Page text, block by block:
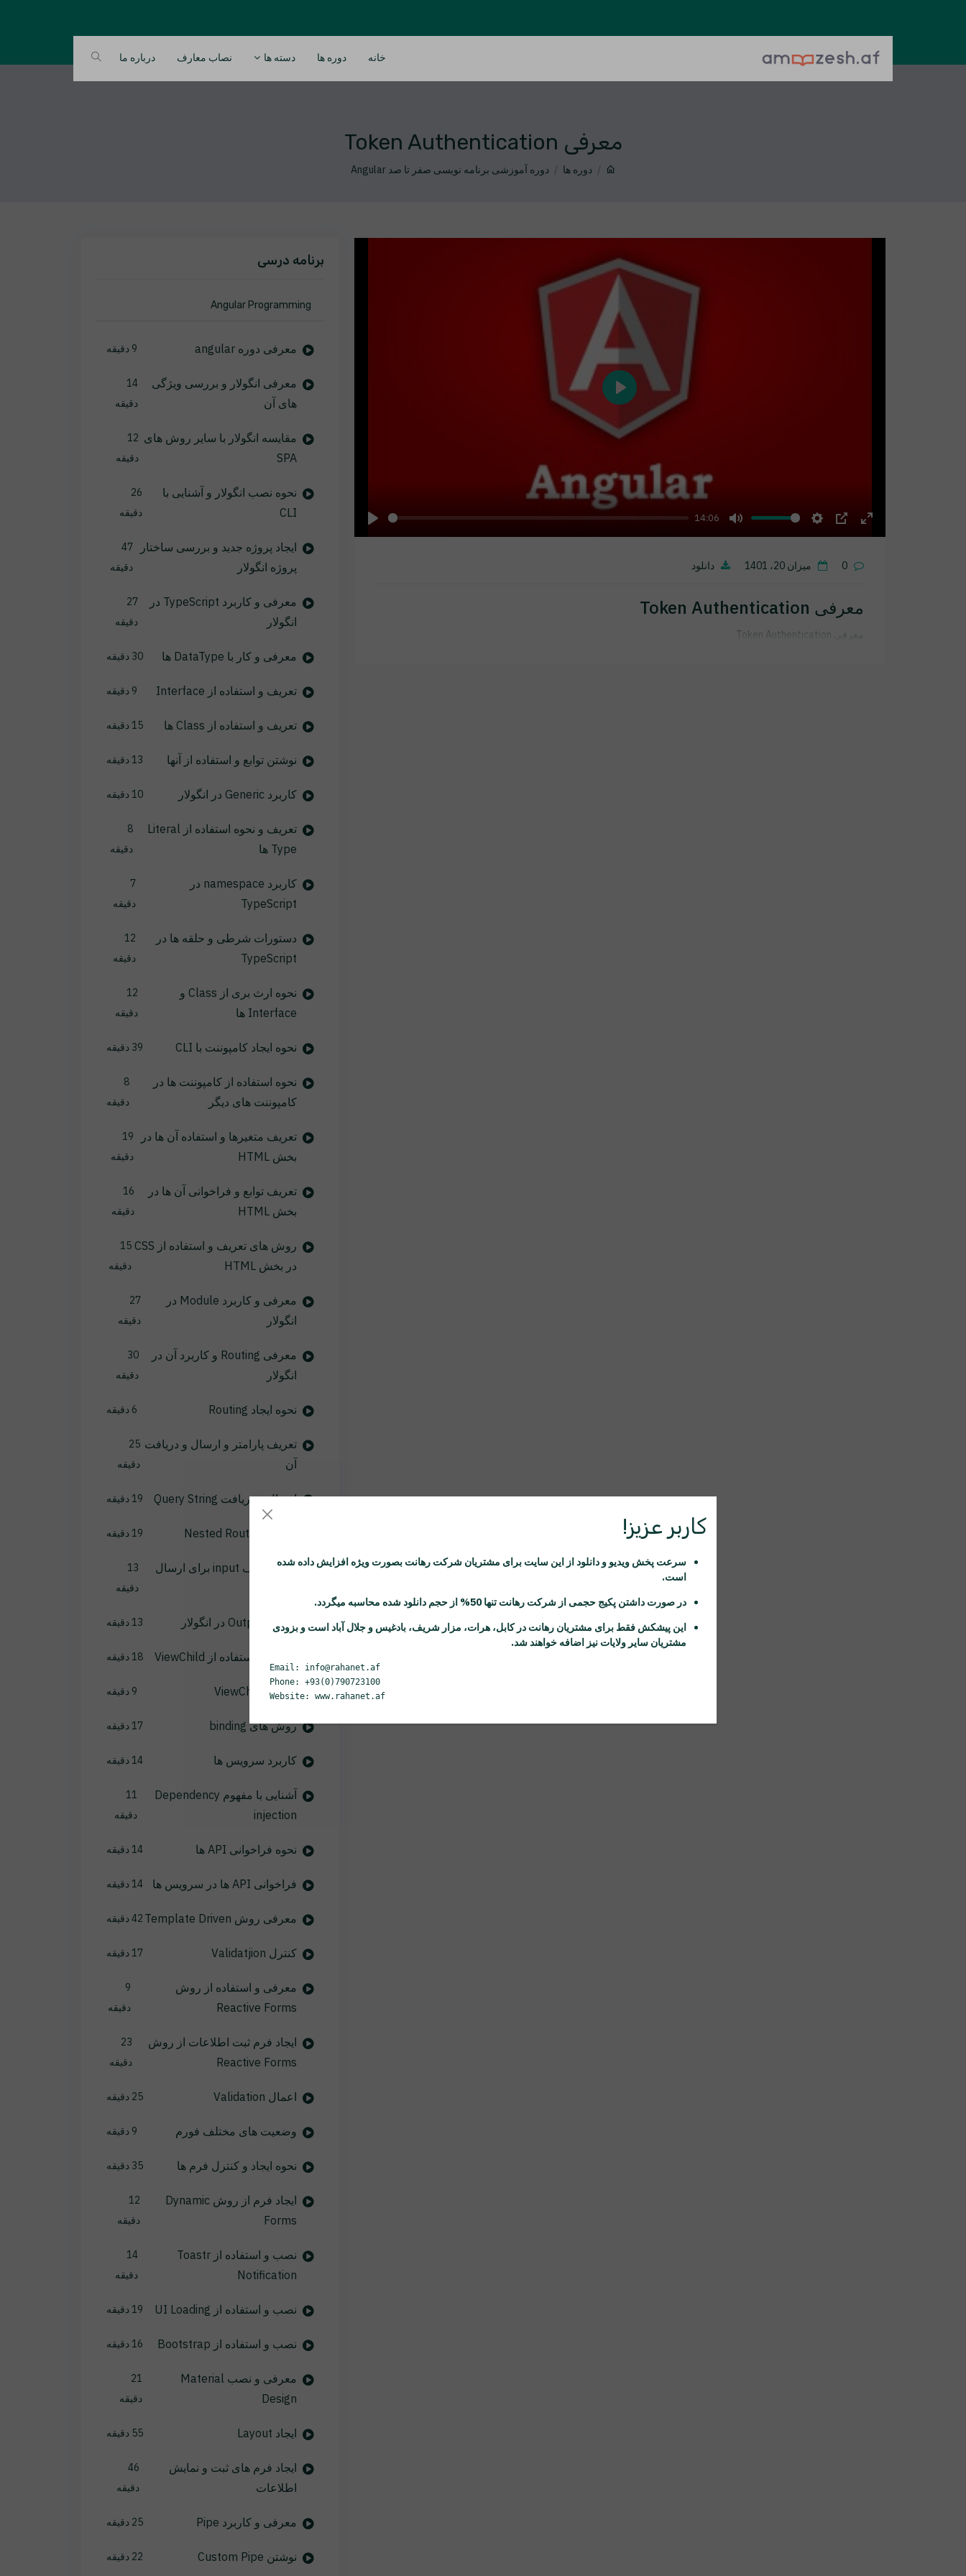
خانه دوره ها دسته ها نصاب معارف درباره ما
معرفی Token Authentication
دوره ها دوره آموزشی برنامه نویسی صفر تا صد Angular
14:06
Play
0 میزان 20، 1401 دانلود
معرفی Token Authentication
معرفی Token Authentication
برنامه درسی
Angular Programming
معرفی دوره angular 9 دقیقه
معرفی انگولار و بررسی ویژگی
های آن
14
دقیقه
مقایسه انگولار با سایر روش های
SPA
12
دقیقه
نحوه نصب انگولار و آشنایی با
CLI
26
دقیقه
ایجاد پروژه جدید و بررسی ساختار
پروژه انگولار
47
دقیقه
معرفی و کاربرد TypeScript در
انگولار
27
دقیقه
معرفی و کار با DataType ها 30 دقیقه
تعریف و استفاده از Interface 9 دقیقه
تعریف و استفاده از Class ها 15 دقیقه
نوشتن توابع و استفاده از آنها 13 دقیقه
کاربرد Generic در انگولار 10 دقیقه
تعریف و نحوه استفاده از Literal
Type ها
8
دقیقه
کاربرد namespace در
TypeScript
7
دقیقه
دستورات شرطی و حلقه ها در
TypeScript
12
دقیقه
نحوه ارث بری از Class و
Interface ها
12
دقیقه
نحوه ایجاد کامپوننت با CLI 39 دقیقه
نحوه استفاده از کامپوننت ها در
کامپوننت های دیگر
8
دقیقه
تعریف متغیرها و استفاده آن ها در
بخش HTML
19
دقیقه
تعریف توابع و فراخوانی آن ها در
بخش HTML
16
دقیقه
روش های تعریف و استفاده از CSS
در بخش HTML
15
دقیقه
معرفی و کاربرد Module در
انگولار
27
دقیقه
معرفی Routing و کاربرد آن در
انگولار
30
دقیقه
نحوه ایجاد Routing 6 دقیقه
تعریف پارامتر و ارسال و دریافت
آن
25
دقیقه
ارسال و دریافت Query String 19 دقیقه
19 دقیقه
نحوه تعریف input برای ارسال
13
دقیقه
کاربرد Output در انگولار 13 دقیقه
تعریف و استفاده از ViewChild 18 دقیقه
کاربرد ViewChild 9 دقیقه
روش های binding 17 دقیقه
کاربرد سرویس ها 14 دقیقه
آشنایی با مفهوم Dependency
injection
11
دقیقه
نحوه فراخوانی API ها 14 دقیقه
فراخوانی API ها در سرویس ها 14 دقیقه
معرفی روش Template Driven 42 دقیقه
کنترل Validatjion 17 دقیقه
معرفی و استفاده از روش
Reactive Forms
9
دقیقه
ایجاد فرم ثبت اطلاعات از روش
Reactive Forms
23
دقیقه
اعمال Validation 25 دقیقه
وضعیت های مختلف فورم 9 دقیقه
نحوه ایجاد و کنترل فرم ها 35 دقیقه
ایجاد فرم از روش Dynamic
Forms
12
دقیقه
نصب و استفاده از Toastr
Notification
14
دقیقه
نصب و استفاده از UI Loading 19 دقیقه
نصب و استفاده از Bootstrap 16 دقیقه
معرفی و نصب Material
Design
21
دقیقه
ایجاد Layout 55 دقیقه
ایجاد فرم های ثبت و نمایش
اطلاعات
46
دقیقه
معرفی و کاربرد Pipe 25 دقیقه
نوشتن Custom Pipe 22 دقیقه
کاربر عزیز!
سرعت پخش ویدیو و دانلود از این سایت برای مشتریان شرکت رهانت بصورت ویژه افزایش داده شده
است.
در صورت داشتن پکیج حجمی از شرکت رهانت تنها 50% از حجم دانلود شده محاسبه میگردد.
این پیشکش فقط برای مشتریان رهانت در کابل، هرات، مزار شریف، بادغیس و جلال آباد است و بزودی
مشتریان سایر ولایات نیز اضافه خواهند شد.
Email: info@rahanet.af
Phone: +93(0)790723100
Website: www.rahanet.af